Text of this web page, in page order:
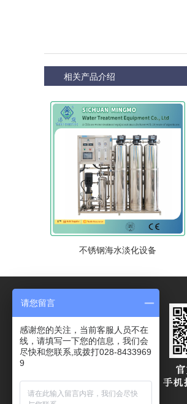
相关产品介绍
不锈钢海水淡化设备
请您留言
感谢您的关注，当前客服人员不在
线，请填写一下您的信息，我们会
尽快和您联系,或拨打028-8433969
9